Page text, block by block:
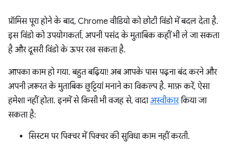
प्रॉमिस पूरा होने के बाद, Chrome वीडियो को छोटी विंडो में बदल देता है.
इस विंडो को उपयोगकर्ता, अपनी पसंद के मुताबिक कहीं भी ले जा सकता
है और दूसरी विंडो के ऊपर रख सकता है.
आपका काम हो गया. बहुत बढ़िया! अब आपके पास पढ़ना बंद करने और
अपनी ज़रूरत के मुताबिक छुट्टियां मनाने का विकल्प है. माफ़ करें, ऐसा
हमेशा नहीं होता. इनमें से किसी भी वजह से, वादाअस्वीकारकिया जा
सकता है:
सिस्टम पर पिक्चर में पिक्चर की सुविधा काम नहीं करती.